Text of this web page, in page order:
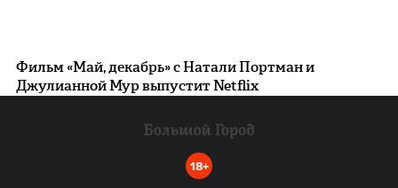
Фильм «Май, декабрь» c Натали Портман и
Джулианной Мур выпустит Netflix
18+